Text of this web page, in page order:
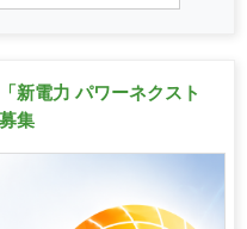
新電力 パワーネクスト
集